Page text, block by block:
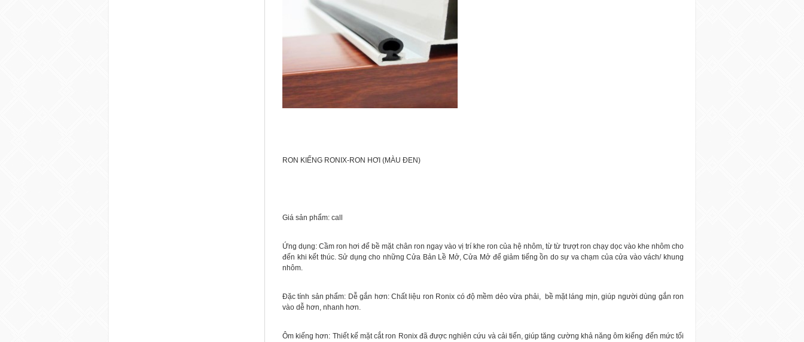
RON KIẾNG RONIX-RON HƠI (MÀU ĐEN)
Giá sản phẩm: call
Ứng dụng: Cầm ron hơi để bề mặt chân ron ngay vào vị trí khe ron của hệ nhôm, từ từ trượt ron chạy dọc vào khe nhôm cho
đến khi kết thúc. Sử dụng cho những Cửa Bản Lề Mở, Cửa Mở để giảm tiếng ồn do sự va chạm của cửa vào vách/ khung
nhôm.
Đặc tính sản phẩm: Dễ gắn hơn: Chất liệu ron Ronix có độ mềm dẻo vừa phải, bề mặt láng mịn, giúp người dùng gắn ron
vào dễ hơn, nhanh hơn.
Ôm kiếng hơn: Thiết kế mặt cắt ron Ronix đã được nghiên cứu và cải tiến, giúp tăng cường khả năng ôm kiếng đến mức tối